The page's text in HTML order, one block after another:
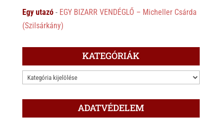
Egy utazó- EGY BIZARR VENDÉGLŐ – Micheller Csárda
(Szilsárkány)
KATEGÓRIÁK
KATEGÓRIÁK
ADATVÉDELEM